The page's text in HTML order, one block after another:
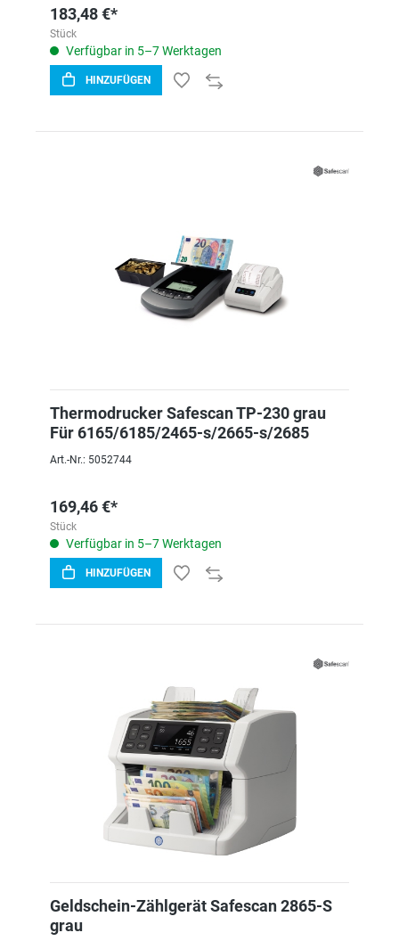
183,48 €*
Stück
Verfügbar in 5–7 Werktagen
HINZUFÜGEN
Thermodrucker Safescan TP-230 grau
Für 6165/6185/2465-s/2665-s/2685
Art.-Nr.: 5052744
169,46 €*
Stück
Verfügbar in 5–7 Werktagen
HINZUFÜGEN
Geldschein-Zählgerät Safescan 2865-S
grau